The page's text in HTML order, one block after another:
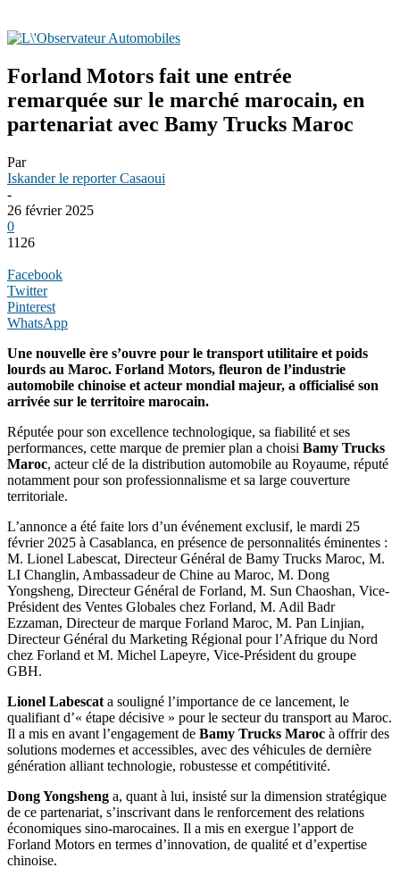
Forland Motors fait une entrée
remarquée sur le marché marocain, en
partenariat avec Bamy Trucks Maroc
Par
Iskander le reporter Casaoui
-
26 février 2025
0
1126
Facebook
Twitter
Pinterest
WhatsApp
Une nouvelle ère s’ouvre pour le transport utilitaire et poids
lourds au Maroc. Forland Motors, fleuron de l’industrie
automobile chinoise et acteur mondial majeur, a officialisé son
arrivée sur le territoire marocain.
Réputée pour son excellence technologique, sa fiabilité et ses
performances, cette marque de premier plan a choisi Bamy Trucks
Maroc, acteur clé de la distribution automobile au Royaume, réputé
notamment pour son professionnalisme et sa large couverture
territoriale.
L’annonce a été faite lors d’un événement exclusif, le mardi 25
février 2025 à Casablanca, en présence de personnalités éminentes :
M. Lionel Labescat, Directeur Général de Bamy Trucks Maroc, M.
LI Changlin, Ambassadeur de Chine au Maroc, M. Dong
Yongsheng, Directeur Général de Forland, M. Sun Chaoshan, Vice-
Président des Ventes Globales chez Forland, M. Adil Badr
Ezzaman, Directeur de marque Forland Maroc, M. Pan Linjian,
Directeur Général du Marketing Régional pour l’Afrique du Nord
chez Forland et M. Michel Lapeyre, Vice-Président du groupe
GBH.
Lionel Labescat a souligné l’importance de ce lancement, le
qualifiant d’« étape décisive » pour le secteur du transport au Maroc.
Il a mis en avant l’engagement de Bamy Trucks Maroc à offrir des
solutions modernes et accessibles, avec des véhicules de dernière
génération alliant technologie, robustesse et compétitivité.
Dong Yongsheng a, quant à lui, insisté sur la dimension stratégique
de ce partenariat, s’inscrivant dans le renforcement des relations
économiques sino-marocaines. Il a mis en exergue l’apport de
Forland Motors en termes d’innovation, de qualité et d’expertise
chinoise.